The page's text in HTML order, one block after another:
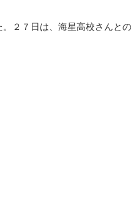
２７日は、海星高校さんと